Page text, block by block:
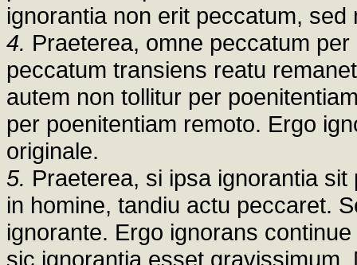
ignorantia non erit peccatum,
4. Praeterea, omne peccatum
peccatum transiens reatu
autem non tollitur per
per poenitentiam remoto. Ergo
originale.
5. Praeterea, si ipsa ignorantia
in homine, tandiu actu peccaret.
ignorante. Ergo ignorans
sic ignorantia esset